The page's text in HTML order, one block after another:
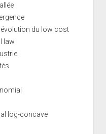
du low cost
law
log-concave